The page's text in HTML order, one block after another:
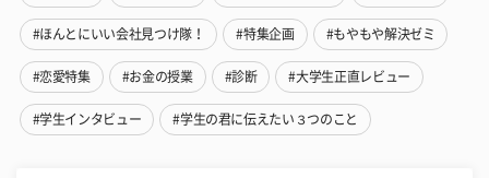
#ほんとにいい会社見つけ隊！ #特集企画 #もやもや解決ゼミ
#恋愛特集 #お金の授業 #診断 #大学生正直レビュー
#学生インタビュー #学生の君に伝えたい３つのこと